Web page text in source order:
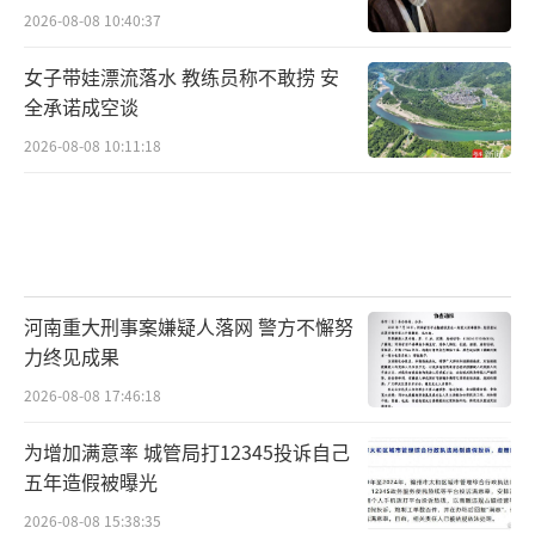
2026-08-08 10:40:37
女子带娃漂流落水 教练员称不敢捞 安
全承诺成空谈
2026-08-08 10:11:18
河南重大刑事案嫌疑人落网 警方不懈努
力终见成果
2026-08-08 17:46:18
为增加满意率 城管局打12345投诉自己
五年造假被曝光
2026-08-08 15:38:35